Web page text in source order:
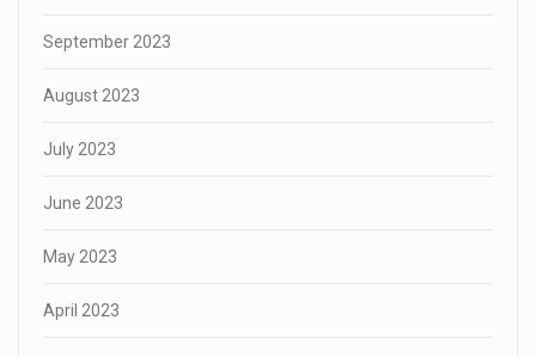
September 2023
August 2023
July 2023
June 2023
May 2023
April 2023